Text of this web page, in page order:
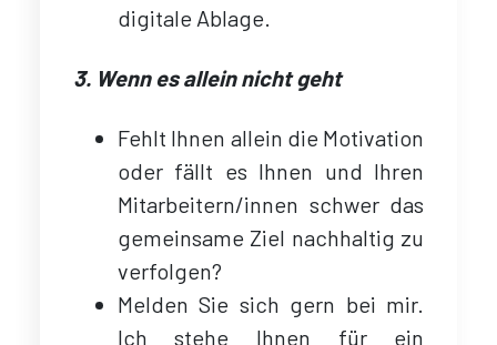
digitale Ablage.
3. Wenn es allein nicht geht
Fehlt Ihnen allein die Motivation
oder fällt es Ihnen und Ihren
Mitarbeitern/innen schwer das
gemeinsame Ziel nachhaltig zu
verfolgen?
Melden Sie sich gern bei mir.
Ich stehe Ihnen für ein